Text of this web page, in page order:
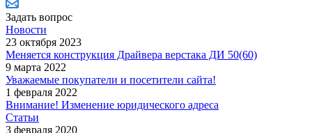
Задать вопрос
Новости
23 октября 2023
Меняется конструкция Драйвера верстака ДИ 50(60)
9 марта 2022
Уважаемые покупатели и посетители сайта!
1 февраля 2022
Внимание! Изменение юридического адреса
Статьи
3 февраля 2020